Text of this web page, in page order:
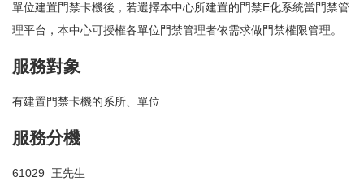
會議室借用
門禁E化系統
校內罕用字型
計網中心廣場借用
QR-Code 產生器
單位建置門禁卡機後，若選擇本中心所建置的門禁E化系統當門禁管
理平台，本中心可授權各單位門禁管理者依需求做門禁權限管理。
服務對象
有建置門禁卡機的系所、單位
服務分機
61029 王先生